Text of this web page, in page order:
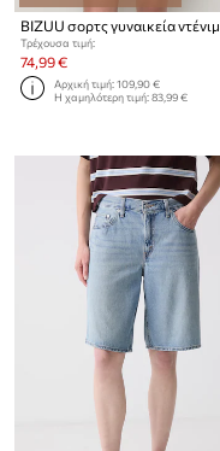
BIZUU σορτς γυναικεία ντένιμ
Τρέχουσα τιμή:
74,99 €
Αρχική τιμή:109,90 €
Η χαμηλότερη τιμή:83,99 €